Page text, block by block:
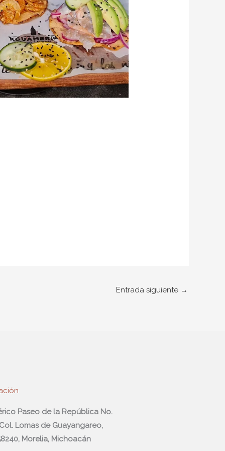
Entrada siguiente →
Paseo de la República No.
Lomas de Guayangareo,
Morelia, Michoacán